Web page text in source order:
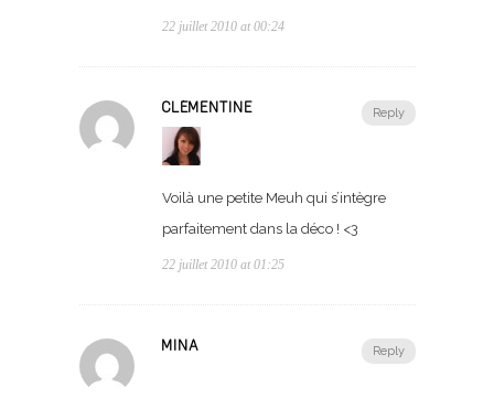
22 juillet 2010 at 00:24
Reply
CLÉMENTINE
Voilà une petite Meuh qui s’intègre
parfaitement dans la déco ! <3
22 juillet 2010 at 01:25
Reply
MINA